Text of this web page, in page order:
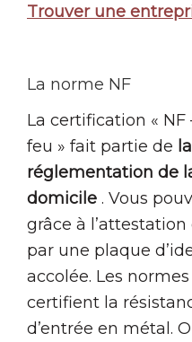
Trouver une
La norme NF
La certification «
feu » fait partie de
réglementation de
domicile . Vous
grâce à
par une plaque
accolée. Les
certifient la
d’entrée en métal.